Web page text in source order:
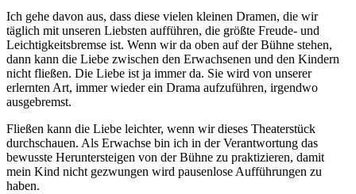
Ich gehe davon aus, dass diese vielen kleinen Dramen, die wir
täglich mit unseren Liebsten aufführen, die größte Freude- und
Leichtigkeitsbremse ist. Wenn wir da oben auf der Bühne stehen,
dann kann die Liebe zwischen den Erwachsenen und den Kindern
nicht fließen. Die Liebe ist ja immer da. Sie wird von unserer
erlernten Art, immer wieder ein Drama aufzuführen, irgendwo
ausgebremst.
Fließen kann die Liebe leichter, wenn wir dieses Theaterstück
durchschauen. Als Erwachse bin ich in der Verantwortung das
bewusste Heruntersteigen von der Bühne zu praktizieren, damit
mein Kind nicht gezwungen wird pausenlose Aufführungen zu
haben.